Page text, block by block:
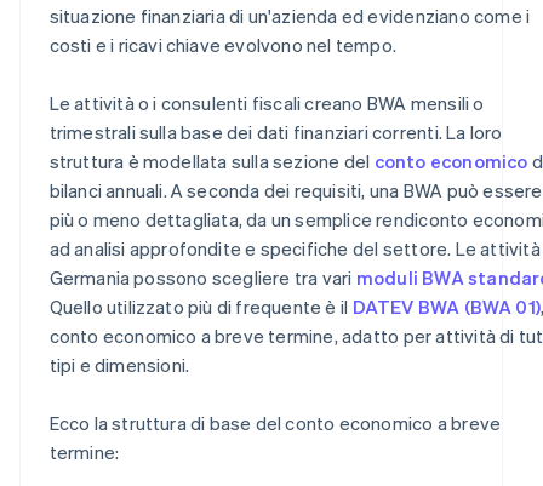
situazione finanziaria di un'azienda ed evidenziano come i
costi e i ricavi chiave evolvono nel tempo.
Le attività o i consulenti fiscali creano BWA mensili o
trimestrali sulla base dei dati finanziari correnti. La loro
struttura è modellata sulla sezione del conto economico
bilanci annuali. A seconda dei requisiti, una BWA può essere
più o meno dettagliata, da un semplice rendiconto
ad analisi approfondite e specifiche del settore. Le attività
Germania possono scegliere tra vari moduli BWA
Quello utilizzato più di frequente è il DATEV BWA (BWA 01)
conto economico a breve termine, adatto per attività di
tipi e dimensioni.
Ecco la struttura di base del conto economico a breve
termine: